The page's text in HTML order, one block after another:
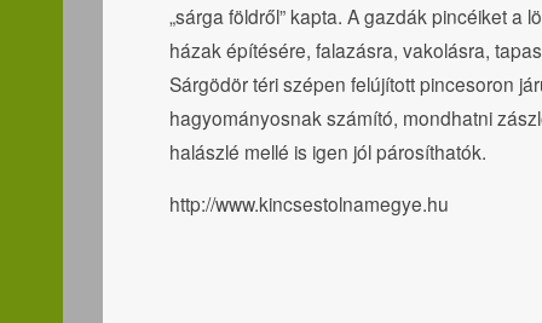
„sárga földről” kapta. A gazdák pincéiket a
házak építésére, falazásra, vakolásra,
Sárgödör téri szépen felújított pincesoron
hagyományosnak számító, mondhatni
halászlé mellé is igen jól párosíthatók.
http://www.kincsestolnamegye.hu